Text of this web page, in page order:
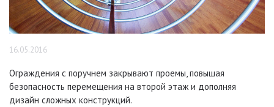
16.05.2016
Ограждения с поручнем закрывают проемы, повышая
безопасность перемещения на второй этаж и дополняя
дизайн сложных конструкций.